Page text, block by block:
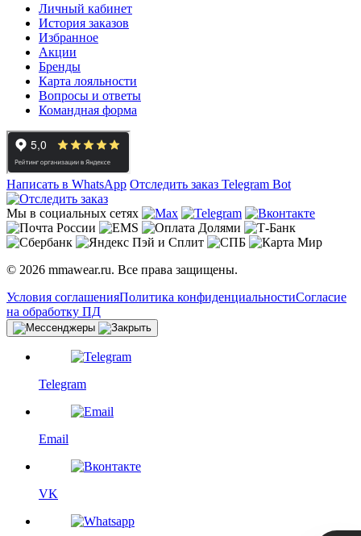
Личный кабинет
История заказов
Избранное
Акции
Бренды
Карта лояльности
Вопросы и ответы
Командная форма
Написать в WhatsApp Отследить заказ Telegram Bot
Мы в социальных сетях
© 2026 mmawear.ru. Все права защищены.
Условия соглашенияПолитика конфиденциальностиСогласие
на обработку ПД
Telegram
Email
VK